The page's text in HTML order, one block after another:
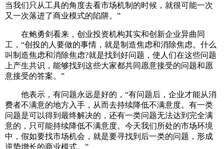
当我们只从工具的角度去看市场机制的时候，就很可能一次
又一次落进了商业模式的陷阱。”
在鲍勇剑看来，创业投资机构其实和创新企业异曲同
工，“创投的人要做的事情，就是制造焦虑和消除焦虑。什么
叫制造焦虑和消除焦虑?就是找到好问题，使人们在这些问题
上产生共识，能够找到这些大家都共同愿意接受的问题和愿
意接受的答案。”
他表示，有问题永远是好的，“有问题后，企业才能从消
费者不满意的地方入手，从而去持续降低不满意度。有一类
问题是可以得到最终解决的，还有一类问题无法达到完全满
意的，只可能持续降低不满意度。今天我们所处的市场环境
中，假如要找市场机会，就是要寻找到后一类的问题，形成
逆势增长的商业模式。”